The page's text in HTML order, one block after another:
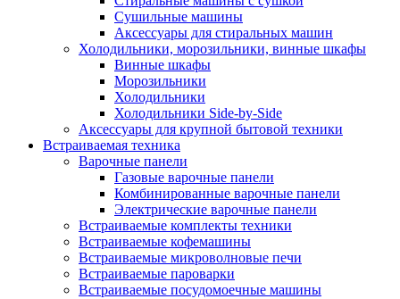
Сушильные машины
Аксессуары для стиральных машин
Холодильники, морозильники, винные шкафы
Винные шкафы
Морозильники
Холодильники
Холодильники Side-by-Side
Аксессуары для крупной бытовой техники
Встраиваемая техника
Варочные панели
Газовые варочные панели
Комбинированные варочные панели
Электрические варочные панели
Встраиваемые комплекты техники
Встраиваемые кофемашины
Встраиваемые микроволновые печи
Встраиваемые пароварки
Встраиваемые посудомоечные машины